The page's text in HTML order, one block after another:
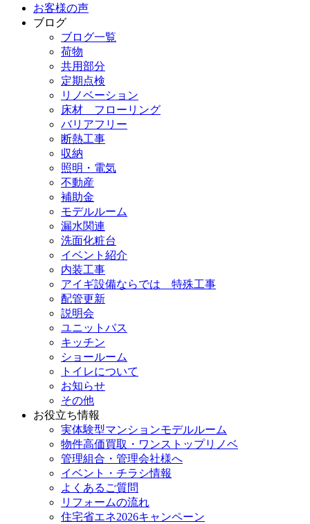
お客様の声
ブログ
ブログ一覧
荷物
共用部分
定期点検
リノベーション
床材 フローリング
バリアフリー
断熱工事
収納
照明・電気
不動産
補助金
モデルルーム
漏水関連
洗面化粧台
イベント紹介
内装工事
アイギ設備ならでは 特殊工事
配管更新
説明会
ユニットバス
キッチン
ショールーム
トイレについて
お知らせ
その他
お役立ち情報
実体験型マンションモデルルーム
物件高価買取・ワンストップリノベ
管理組合・管理会社様へ
イベント・チラシ情報
よくあるご質問
リフォームの流れ
住宅省エネ2026キャンペーン